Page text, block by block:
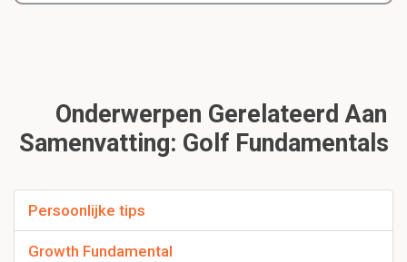
Onderwerpen Gerelateerd Aan
Samenvatting: Golf Fundamentals
Persoonlijke tips
Growth Fundamental